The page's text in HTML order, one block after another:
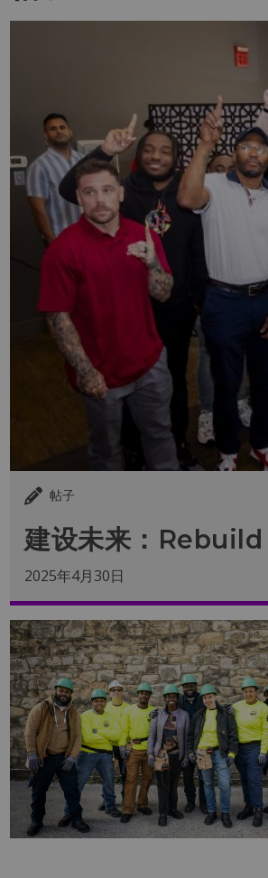
帖子
建设未来：Rebuild
2025年4月30日